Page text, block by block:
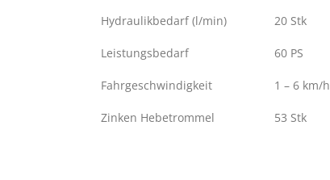
Hydraulikbedarf (l/min) 20 Stk
Leistungsbedarf 60 PS
Fahrgeschwindigkeit 1 – 6 km/h
Zinken Hebetrommel 53 Stk